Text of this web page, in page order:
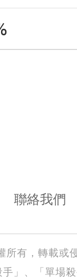
聯絡我們
所有，轉載或
」、「單場